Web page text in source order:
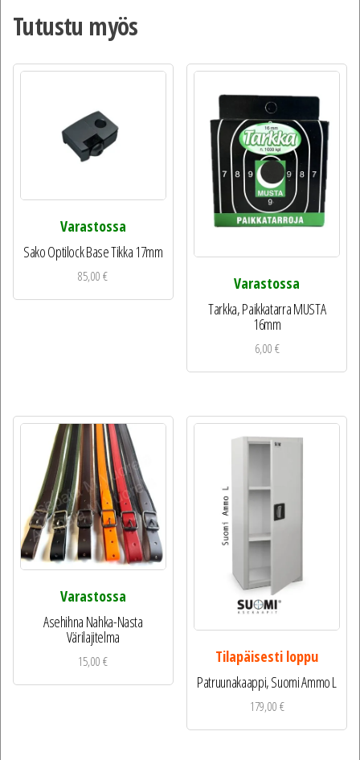
Tutustu myös
Varastossa
Sako Optilock Base Tikka 17mm
85,00€
Varastossa
Tarkka, Paikkatarra MUSTA
16mm
6,00€
Varastossa
Asehihna Nahka-Nasta
Värilajitelma
15,00€
Tilapäisesti loppu
Patruunakaappi, Suomi Ammo L
179,00€